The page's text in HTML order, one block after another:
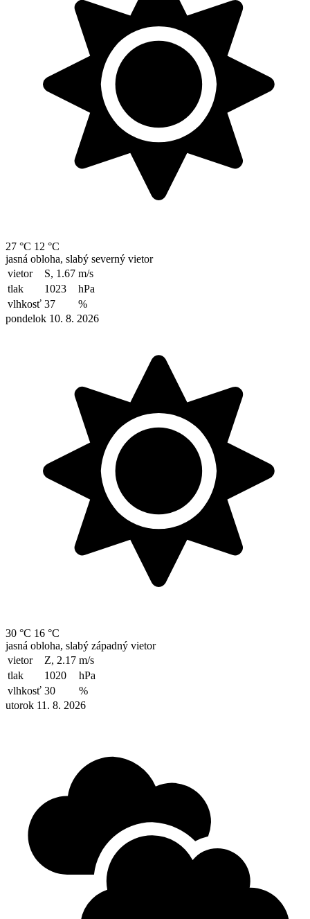
27 °C 12 °C
jasná obloha, slabý severný vietor
vietor
S, 1.67 m/s
tlak
1023
hPa
vlhkosť 37
%
pondelok 10. 8. 2026
30 °C 16 °C
jasná obloha, slabý západný vietor
vietor
Z, 2.17 m/s
tlak
1020
hPa
vlhkosť 30
%
utorok 11. 8. 2026